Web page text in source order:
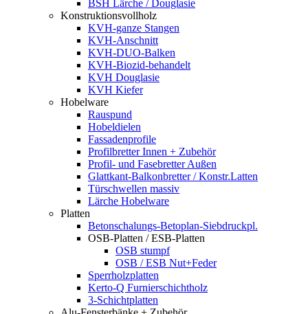
BSH Lärche / Douglasie
Konstruktionsvollholz
KVH-ganze Stangen
KVH-Anschnitt
KVH-DUO-Balken
KVH-Biozid-behandelt
KVH Douglasie
KVH Kiefer
Hobelware
Rauspund
Hobeldielen
Fassadenprofile
Profilbretter Innen + Zubehör
Profil- und Fasebretter Außen
Glattkant-Balkonbretter / Konstr.Latten
Türschwellen massiv
Lärche Hobelware
Platten
Betonschalungs-Betoplan-Siebdruckpl.
OSB-Platten / ESB-Platten
OSB stumpf
OSB / ESB Nut+Feder
Sperrholzplatten
Kerto-Q Furnierschichtholz
3-Schichtplatten